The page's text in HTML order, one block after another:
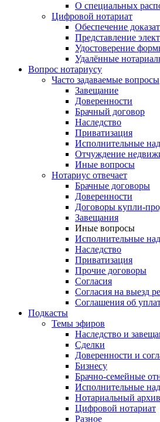
О специальных
Цифровой нотариат
Обеспечение
Представление
Удостоверение
Удалённые
Вопрос нотариусу
Часто задаваемые вопросы
Завещание
Доверенности
Брачный договор
Наследство
Приватизация
Исполнительные
Отчуждение
Иные вопросы
Нотариус отвечает
Брачные договоры
Доверенности
Договоры купли-
Завещания
Иные вопросы
Исполнительные
Наследство
Приватизация
Прочие договоры
Согласия
Согласия на выезд
Соглашения об
Подкасты
Темы эфиров
Наследство и
Сделки
Доверенности и
Бизнесу
Брачно-семейные
Исполнительные
Нотариальный архив
Цифровой нотариат
Разное